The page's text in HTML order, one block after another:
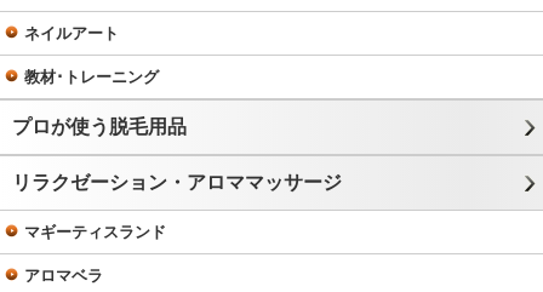
ネイルアート
教材･トレーニング
プロが使う脱毛用品
リラクゼーション・アロママッサージ
マギーティスランド
アロマベラ